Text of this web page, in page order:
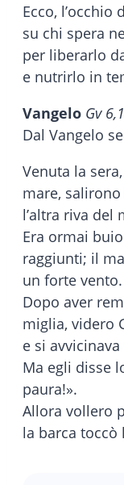
Ecco, l’occhio
su chi spera
per liberarlo
e nutrirlo in
Vangelo Gv
Dal Vangelo
Venuta la
mare,
l’altra riva del
Era ormai
raggiunti; il
un forte vento.
Dopo aver
miglia, videro
e si
Ma egli disse
paura!».
Allora vollero
la barca